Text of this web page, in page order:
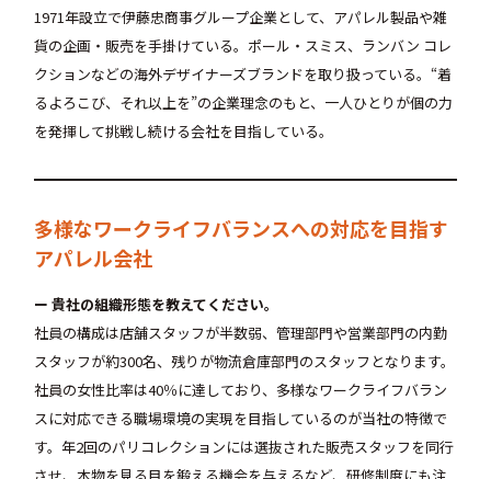
1971年設立で伊藤忠商事グループ企業として、アパレル製品や雑
貨の企画・販売を手掛けている。ポール・スミス、ランバン コレ
クションなどの海外デザイナーズブランドを取り扱っている。“着
るよろこび、それ以上を”の企業理念のもと、一人ひとりが個の力
を発揮して挑戦し続ける会社を目指している。
多様なワークライフバランスへの対応を目指す
アパレル会社
ー 貴社の組織形態を教えてください。
社員の構成は店舗スタッフが半数弱、管理部門や営業部門の内勤
スタッフが約300名、残りが物流倉庫部門のスタッフとなります。
社員の女性比率は40％に達しており、多様なワークライフバラン
スに対応できる職場環境の実現を目指しているのが当社の特徴で
す。年2回のパリコレクションには選抜された販売スタッフを同行